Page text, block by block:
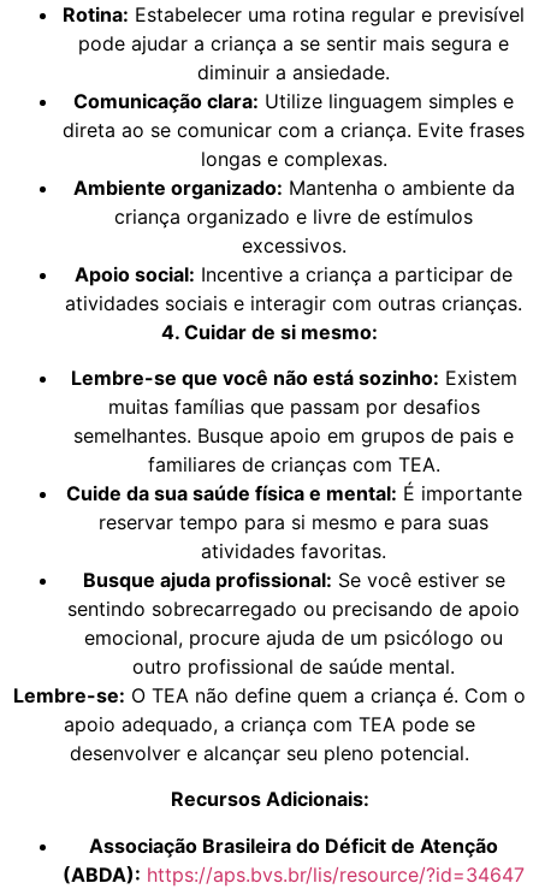
Rotina: Estabelecer uma rotina regular e previsível
pode ajudar a criança a se sentir mais segura e
diminuir a ansiedade.
Comunicação clara: Utilize linguagem simples e
direta ao se comunicar com a criança. Evite frases
longas e complexas.
Ambiente organizado: Mantenha o ambiente da
criança organizado e livre de estímulos
excessivos.
Apoio social: Incentive a criança a participar de
atividades sociais e interagir com outras crianças.
4. Cuidar de si mesmo:
Lembre-se que você não está sozinho: Existem
muitas famílias que passam por desafios
semelhantes. Busque apoio em grupos de pais e
familiares de crianças com TEA.
Cuide da sua saúde física e mental: É importante
reservar tempo para si mesmo e para suas
atividades favoritas.
Busque ajuda profissional: Se você estiver se
sentindo sobrecarregado ou precisando de apoio
emocional, procure ajuda de um psicólogo ou
outro profissional de saúde mental.
Lembre-se: O TEA não define quem a criança é. Com o
apoio adequado, a criança com TEA pode se
desenvolver e alcançar seu pleno potencial.
Recursos Adicionais:
Associação Brasileira do Déficit de Atenção
(ABDA): https://aps.bvs.br/lis/resource/?id=34647